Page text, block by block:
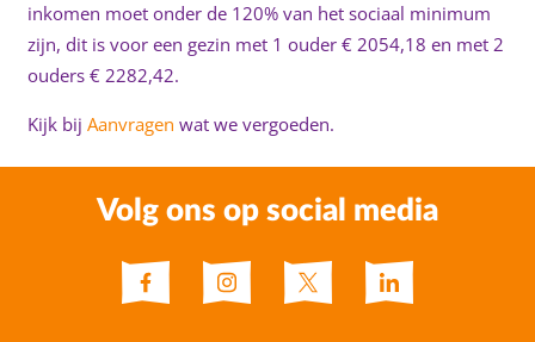
inkomen moet onder de 120% van het sociaal minimum
zijn, dit is voor een gezin met 1 ouder € 2054,18 en met 2
ouders € 2282,42.
Kijk bij Aanvragen wat we vergoeden.
Volg ons op social media